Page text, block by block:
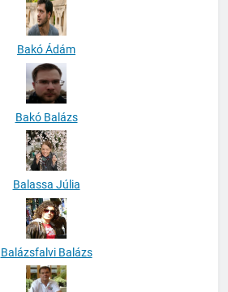
Bakó Ádám
Bakó Balázs
Balassa Júlia
Balázsfalvi Balázs